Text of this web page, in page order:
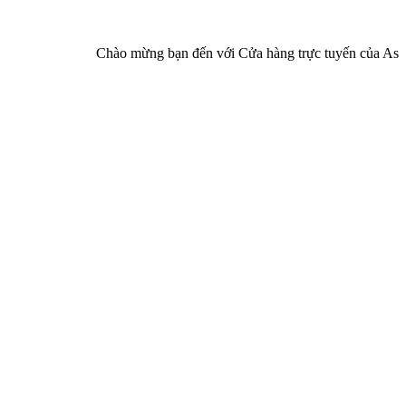
Chào mừng bạn đến với Cửa hàng trực tuyến của Asia